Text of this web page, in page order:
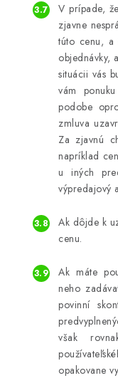
V prípade,
zjavne
túto cenu, a
objednávky,
situácii vás
vám
podobe
zmluva
Za zjavnú
napríklad
u iných
výpredajový
Ak dôjde k
cenu.
Ak máte
neho
povinní
však
opakovane